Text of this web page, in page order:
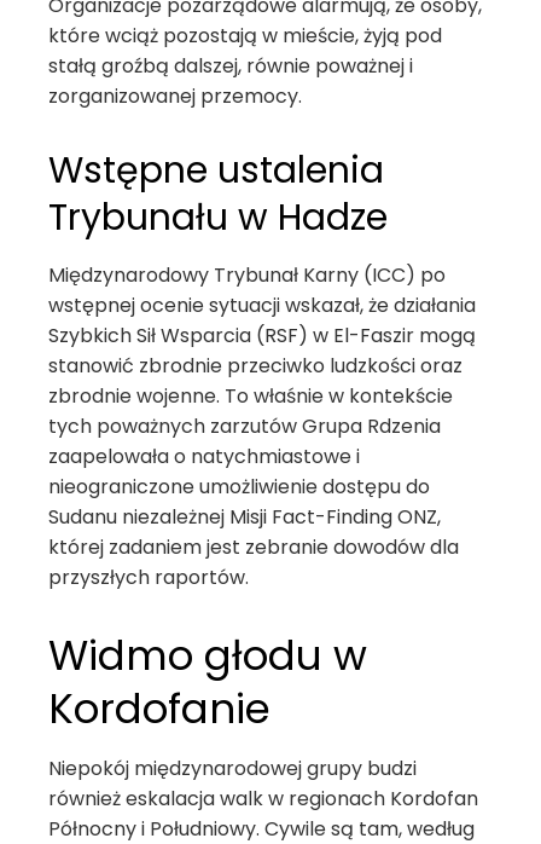
które wciąż pozostają w mieście, żyją pod
stałą groźbą dalszej, równie poważnej i
zorganizowanej przemocy.
Wstępne ustalenia
Trybunału w Hadze
Międzynarodowy Trybunał Karny (ICC) po
wstępnej ocenie sytuacji wskazał, że działania
Szybkich Sił Wsparcia (RSF) w El-Faszir mogą
stanowić zbrodnie przeciwko ludzkości oraz
zbrodnie wojenne. To właśnie w kontekście
tych poważnych zarzutów Grupa Rdzenia
zaapelowała o natychmiastowe i
nieograniczone umożliwienie dostępu do
Sudanu niezależnej Misji Fact-Finding ONZ,
której zadaniem jest zebranie dowodów dla
przyszłych raportów.
Widmo głodu w
Kordofanie
Niepokój międzynarodowej grupy budzi
również eskalacja walk w regionach Kordofan
Północny i Południowy. Cywile są tam, według